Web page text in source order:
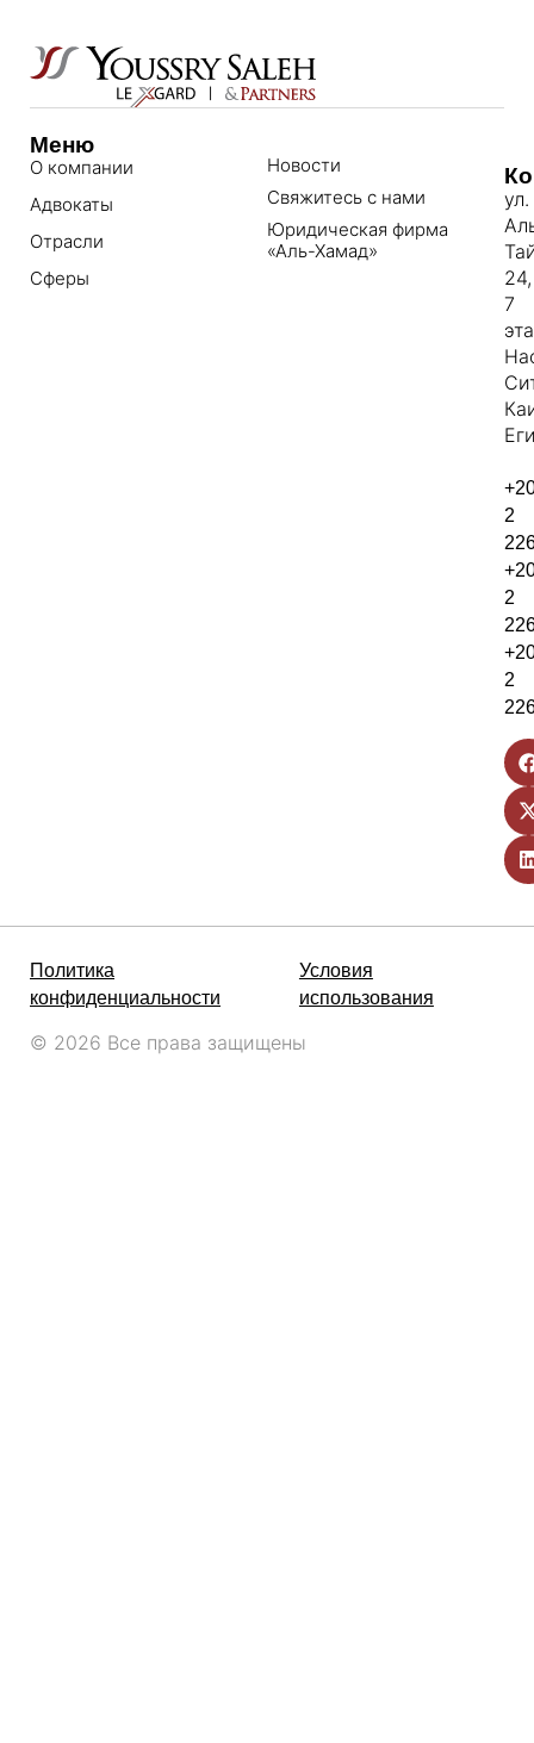
Меню
О компании
Адвокаты
Отрасли
Сферы
Новости
Свяжитесь с нами
Юридическая фирма
«Аль-Хамад»
ул.
24,
7
2
2
2
Политика
конфиденциальности
Условия
использования
© 2026 Все права защищены